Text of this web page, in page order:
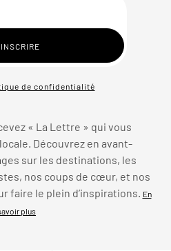
de confidentialité
« La Lettre » qui vous
Découvrez en avant-
sur les destinations, les
nos coups de cœur, et nos
faire le plein d’inspirations. En
plus